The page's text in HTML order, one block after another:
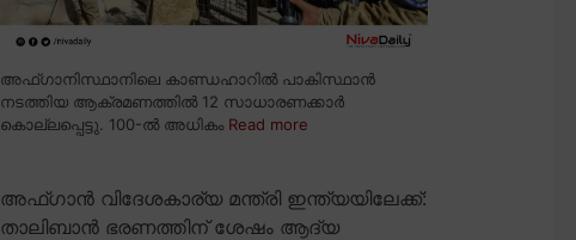
അഫ്ഗാനിസ്ഥാനിലെ കാണ്ഡഹാറിൽ പാകിസ്ഥാൻ
നടത്തിയ ആക്രമണത്തിൽ 12 സാധാരണക്കാർ
കൊല്ലപ്പെട്ടു. 100-ൽ അധികം Read more
അഫ്ഗാൻ വിദേശകാര്യ മന്ത്രി ഇന്ത്യയിലേക്ക്:
താലിബാൻ ഭരണത്തിന് ശേഷം ആദ്യ